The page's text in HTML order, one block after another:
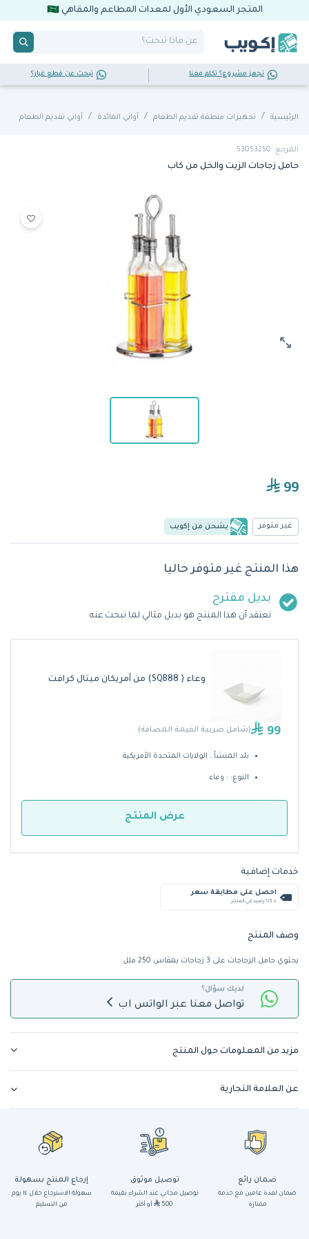
المتجر السعودي الأول لمعدات المطاعم والمقاهي
تجهز مشروع؟ تكلم معنا تبحث عن قطع غيار؟
الرئيسية تجهيزات منطقة تقديم الطعام أواني المائدة أواني تقديم الطعام
المرجع: 53053250
حامل زجاجات الزيت والخل من كاب
99
غير متوفر يشحن من إكويب
هذا المنتج غير متوفر حاليا
بديل مقترح
نعتقد أن هذا المنتج هو بديل مثالي لما تبحث عنه
وعاء ( SQB88) من أمريكان ميتال كرافت
99 (شامل ضريبة القيمة المضافة)
بلد المنشأ : الولايات المتحدة الأمريكية
النوع: : وعاء
عرض المنتج
خدمات إضافية
احصل على مطابقة سعر
+ %5 رصيد في المتجر
وصف المنتج
يحتوي حامل الزجاجات على 3 زجاجات بمقاس 250 ملل.
لديك سؤال؟
تواصل معنا عبر الواتس اب
مزيد من المعلومات حول المنتج
عن العلامة التجارية
ضمان رائع
ضمان لمدة عامين مع خدمة
ممتازة
توصيل موثوق
توصيل مجاني عند الشراء بقيمة
500
أو أكثر
إرجاع المنتج بسهولة
سهولة الاسترجاع خلال ١٤ يوم
من التسليم